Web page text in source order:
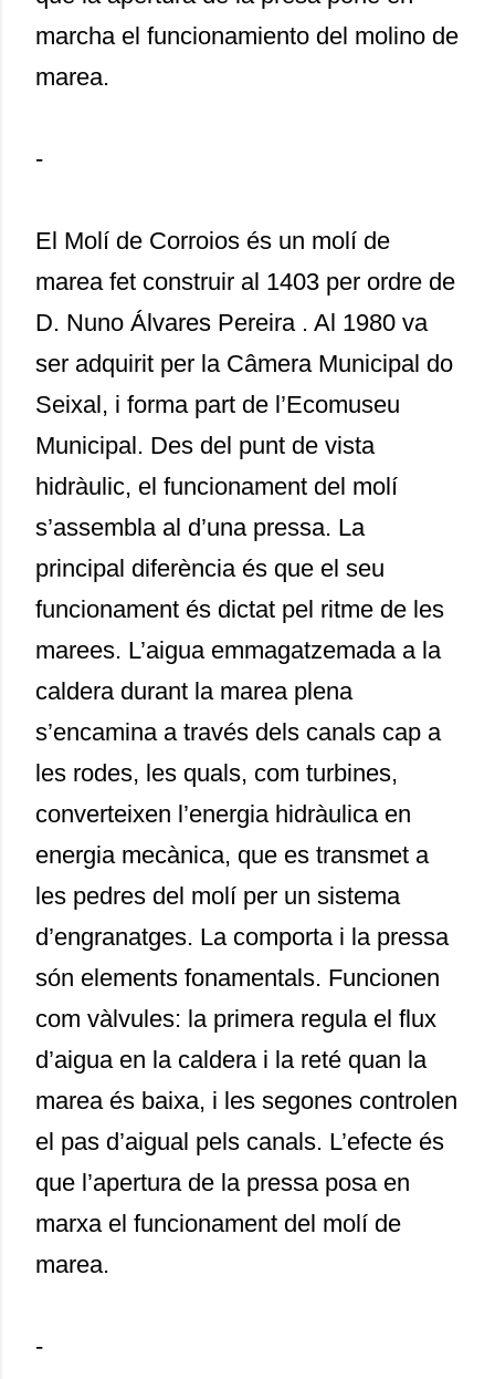
marcha el funcionamiento del molino de
marea.
-
El Molí de Corroios és un molí de
marea fet construir al 1403 per ordre de
D. Nuno Álvares Pereira . Al 1980 va
ser adquirit per la Câmera Municipal do
Seixal, i forma part de l’Ecomuseu
Municipal. Des del punt de vista
hidràulic, el funcionament del molí
s’assembla al d’una pressa. La
principal diferència és que el seu
funcionament és dictat pel ritme de les
marees. L’aigua emmagatzemada a la
caldera durant la marea plena
s’encamina a través dels canals cap a
les rodes, les quals, com turbines,
converteixen l’energia hidràulica en
energia mecànica, que es transmet a
les pedres del molí per un sistema
d’engranatges. La comporta i la pressa
són elements fonamentals. Funcionen
com vàlvules: la primera regula el flux
d’aigua en la caldera i la reté quan la
marea és baixa, i les segones controlen
el pas d’aigual pels canals. L’efecte és
que l’apertura de la pressa posa en
marxa el funcionament del molí de
marea.
-